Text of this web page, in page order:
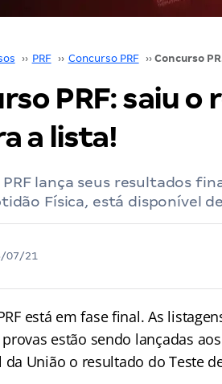
›› PRF ›› Concurso PRF ››
PRF: saiu o
a lista!
lança seus resultados
Física, está disponível
07/21
está em fase final. As
estão sendo lançadas
União o resultado do Teste